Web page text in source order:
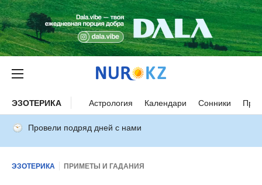
ЭЗОТЕРИКА Астрология Календари Сонники
Провели подряд дней с нами
ЭЗОТЕРИКА ПРИМЕТЫ И ГАДАНИЯ